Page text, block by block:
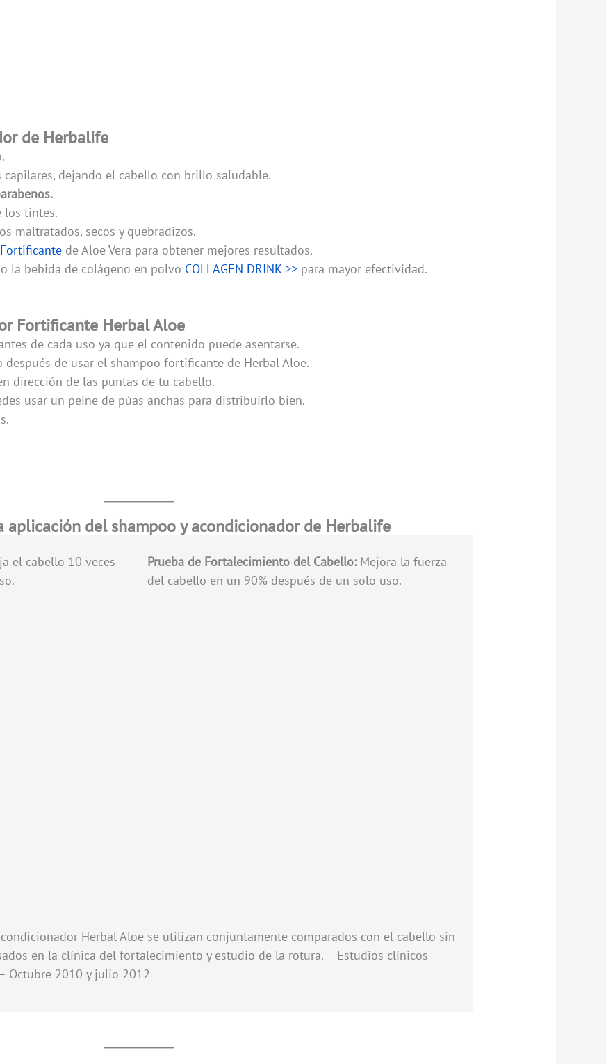
de Herbalife
capilares, dejando el cabello con brillo saludable.
los tintes.
maltratados, secos y quebradizos.
de Aloe Vera para obtener mejores resultados.
la bebida de colágeno en polvo COLLAGEN DRINK >> para mayor efectividad.
Fortificante Herbal Aloe
de cada uso ya que el contenido puede asentarse.
de usar el shampoo fortificante de Herbal Aloe.
dirección de las puntas de tu cabello.
usar un peine de púas anchas para distribuirlo bien.
aplicación del shampoo y acondicionador de Herbalife
el cabello 10 veces
Prueba de Fortalecimiento del Cabello: Mejora la fuerza
del cabello en un 90% después de un solo uso.
Herbal Aloe se utilizan conjuntamente comparados con el cabello sin
en la clínica del fortalecimiento y estudio de la rotura. – Estudios clínicos
Octubre 2010 y julio 2012